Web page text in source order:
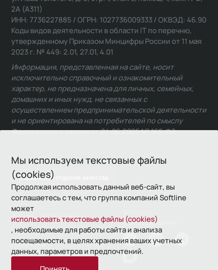
Мы используем текстовые файлы
(cookies)
Продолжая использовать данный веб-сайт, вы
соглашаетесь с тем, что группа компаний Softline
может
использовать текстовые файлы (cookies)
, необходимые для работы сайта и анализа
посещаемости, в целях хранения ваших учетных
данных, параметров и предпочтений.
Связаться с отделом качества
2А (А311)
ИНН: 7736227885 / ОГРН: 1027736009333 / ОКВЭД: 46.90
Коды видов деятельности в области IT по перечню,
утвержденному Приказом Минцифры России от 11 мая
2023 г. № 449: 2.01, 27.01, 4.01
Информация, представленная на сайте, носит
исключительно справочный и ознакомительный
характер, не предназначена для личных, семейных,
домашних и иных нужд, не связанных с
осуществлением предпринимательской деятельности
и не ориентирована на потребителей по смыслу
Федерального закона от 24.06.2025 № 168-ФЗ.
© 1993—2026 Softline
использования
Политика
конфиденциальности